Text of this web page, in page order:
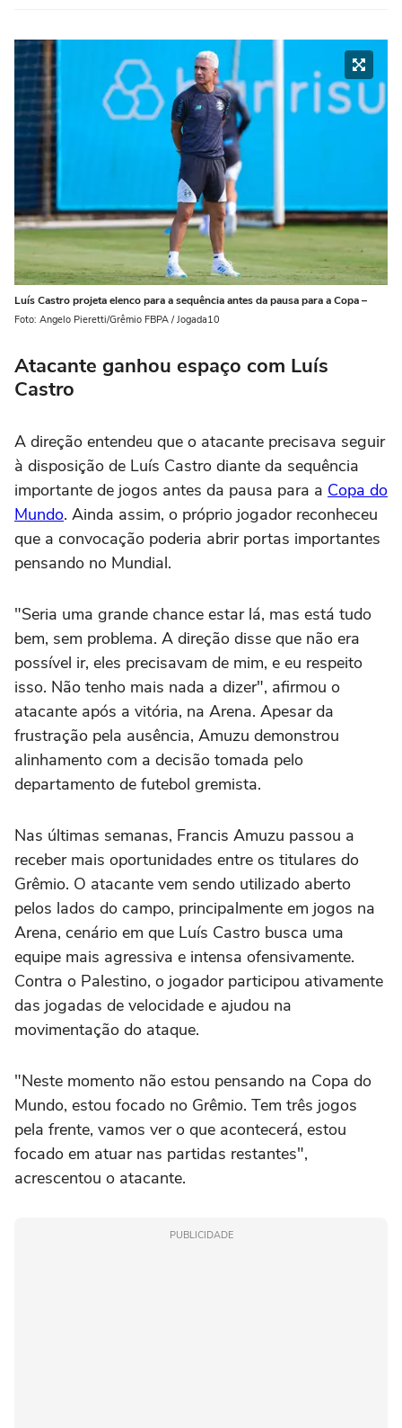
Luís Castro projeta elenco para a sequência antes da pausa para a Copa –
Foto: Angelo Pieretti/Grêmio FBPA / Jogada10
Atacante ganhou espaço com Luís
Castro
A direção entendeu que o atacante precisava seguir
à disposição de Luís Castro diante da sequência
importante de jogos antes da pausa para a Copa do
Mundo. Ainda assim, o próprio jogador reconheceu
que a convocação poderia abrir portas importantes
pensando no Mundial.
"Seria uma grande chance estar lá, mas está tudo
bem, sem problema. A direção disse que não era
possível ir, eles precisavam de mim, e eu respeito
isso. Não tenho mais nada a dizer", afirmou o
atacante após a vitória, na Arena. Apesar da
frustração pela ausência, Amuzu demonstrou
alinhamento com a decisão tomada pelo
departamento de futebol gremista.
Nas últimas semanas, Francis Amuzu passou a
receber mais oportunidades entre os titulares do
Grêmio. O atacante vem sendo utilizado aberto
pelos lados do campo, principalmente em jogos na
Arena, cenário em que Luís Castro busca uma
equipe mais agressiva e intensa ofensivamente.
Contra o Palestino, o jogador participou ativamente
das jogadas de velocidade e ajudou na
movimentação do ataque.
"Neste momento não estou pensando na Copa do
Mundo, estou focado no Grêmio. Tem três jogos
pela frente, vamos ver o que acontecerá, estou
focado em atuar nas partidas restantes",
acrescentou o atacante.
PUBLICIDADE